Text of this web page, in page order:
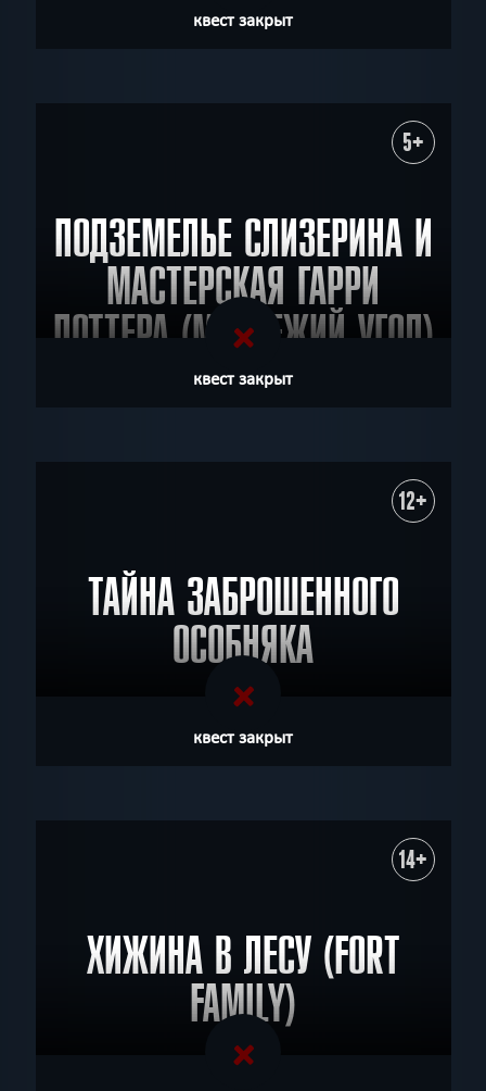
квест закрыт
5+
ПОДЗЕМЕЛЬЕ СЛИЗЕРИНА И
МАСТЕРСКАЯ ГАРРИ
ПОТТЕРА (МЕДВЕЖИЙ УГОЛ)
квест закрыт
12+
ТАЙНА ЗАБРОШЕННОГО
ОСОБНЯКА
квест закрыт
14+
ХИЖИНА В ЛЕСУ (FORT
FAMILY)